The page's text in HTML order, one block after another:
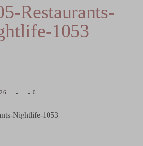
Restaurants-
1053
0